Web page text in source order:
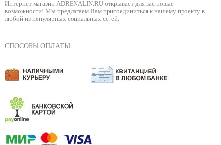
Интернет магазин ADRENALIN.RU открывает для вас новые
возможности! Мы предлагаем Вам присоединиться к нашему проекту в
любой из популярных социальных сетей.
СПОСОБЫ ОПЛАТЫ